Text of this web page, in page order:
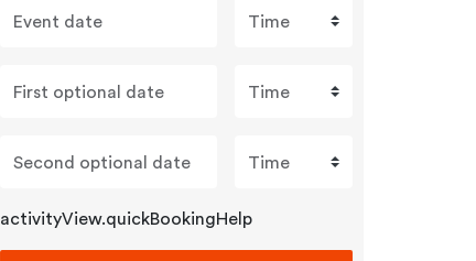
Event date Time
First optional date Time
Second optional date Time
activityView.quickBookingHelp